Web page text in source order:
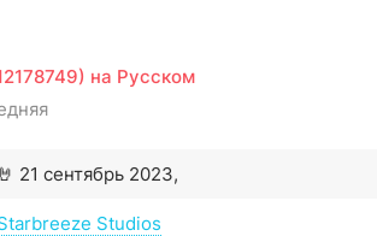
на Русском
🤘 21 сентябрь 2023,
Studios